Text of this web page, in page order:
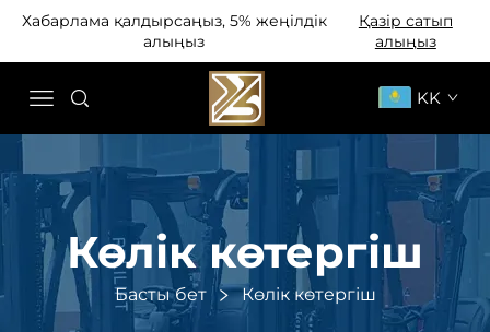
Хабарлама қалдырсаңыз, 5% жеңілдік
алыңыз
Қазір сатып
алыңыз
KK
Көлік көтергіш
Басты бет Көлік көтергіш